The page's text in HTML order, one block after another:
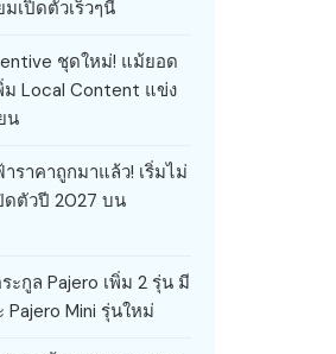
เปิดตัวเร็วๆนี้
ชุดใหม่! แม้ยอด
ม Local Content แข่ง
น
ราคาถูกมาแล้ว! เริ่มไม่
ดตัวปี 2027 บน
ะกูล Pajero เพิ่ม 2 รุ่น มี
Pajero Mini รุ่นใหม่